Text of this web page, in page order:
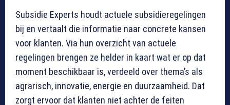
Subsidie Experts houdt actuele subsidieregelingen
bij en vertaalt die informatie naar concrete kansen
voor klanten. Via hun overzicht van actuele
regelingen brengen ze helder in kaart wat er op dat
moment beschikbaar is, verdeeld over thema’s als
agrarisch, innovatie, energie en duurzaamheid. Dat
zorgt ervoor dat klanten niet achter de feiten